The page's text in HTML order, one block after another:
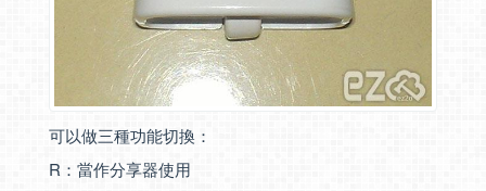
可以做三種功能切換：
R：當作分享器使用